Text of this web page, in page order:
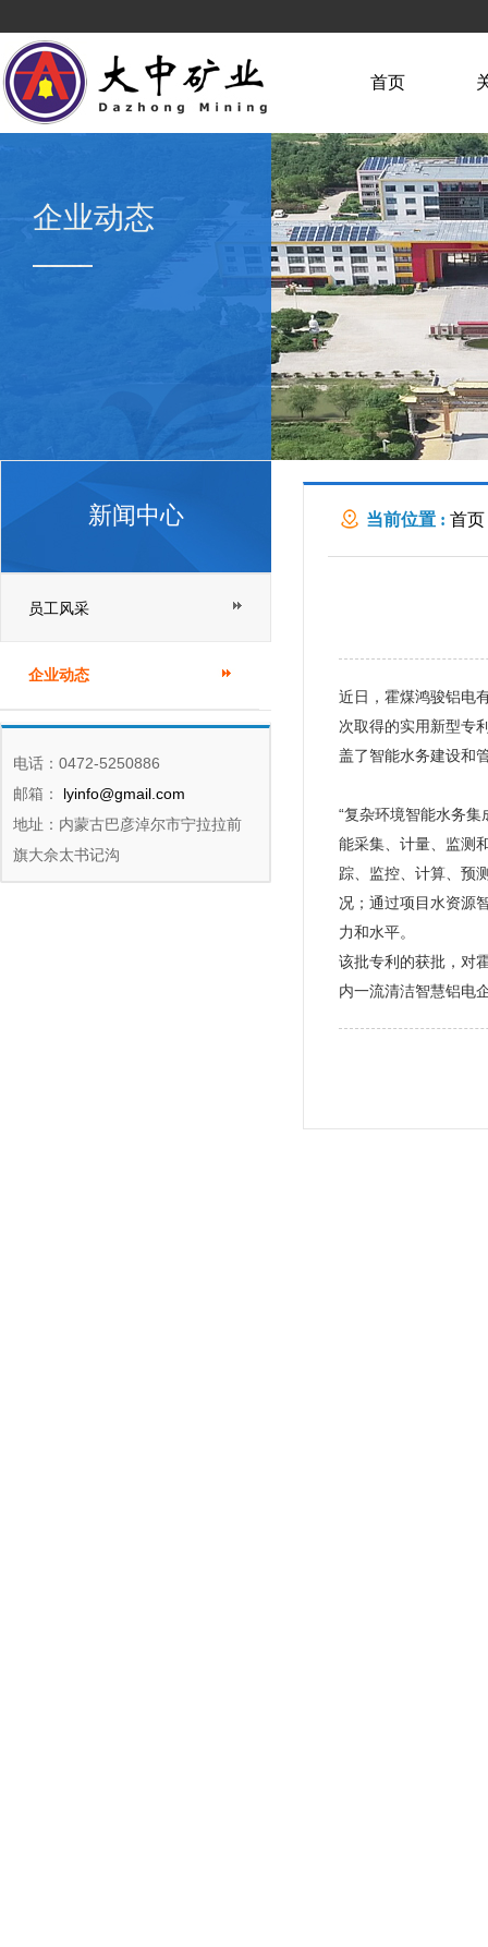
首页
企业动态
新闻中心
员工风采
企业动态
电话：0472-5250886
邮箱：
lyinfo@gmail.com
地址：内蒙古巴彦淖尔市宁拉拉前
旗大佘太书记沟
当前位置 : 首页
近日，霍煤鸿骏铝电
次取得的实用新型专
盖了智能水务建设和
“复杂环境智能水务
能采集、计量、监测
踪、监控、计算、预
况；通过项目水资源
力和水平。
该批专利的获批，对
内一流清洁智慧铝电